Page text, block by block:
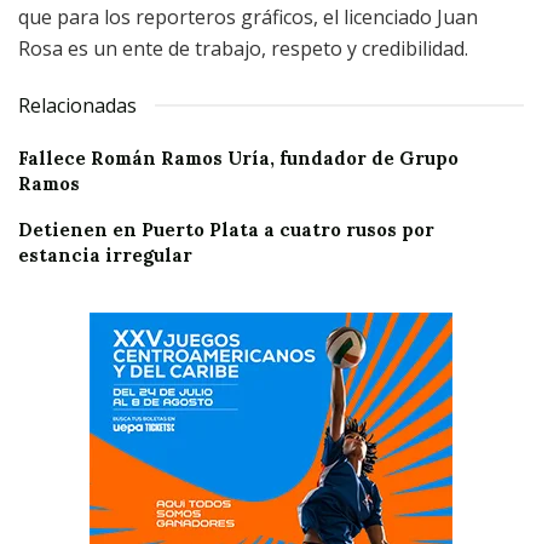
que para los reporteros gráficos, el licenciado Juan
Rosa es un ente de trabajo, respeto y credibilidad.
Relacionadas
Fallece Román Ramos Uría, fundador de Grupo
Ramos
Detienen en Puerto Plata a cuatro rusos por
estancia irregular